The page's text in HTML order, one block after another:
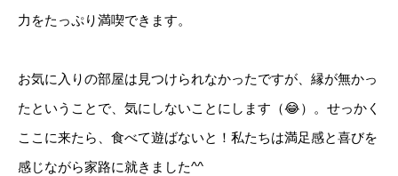
力をたっぷり満喫できます。
お気に入りの部屋は見つけられなかったですが、縁が無かっ
たということで、気にしないことにします（😂）。せっかく
ここに来たら、食べて遊ばないと！私たちは満足感と喜びを
感じながら家路に就きました^^